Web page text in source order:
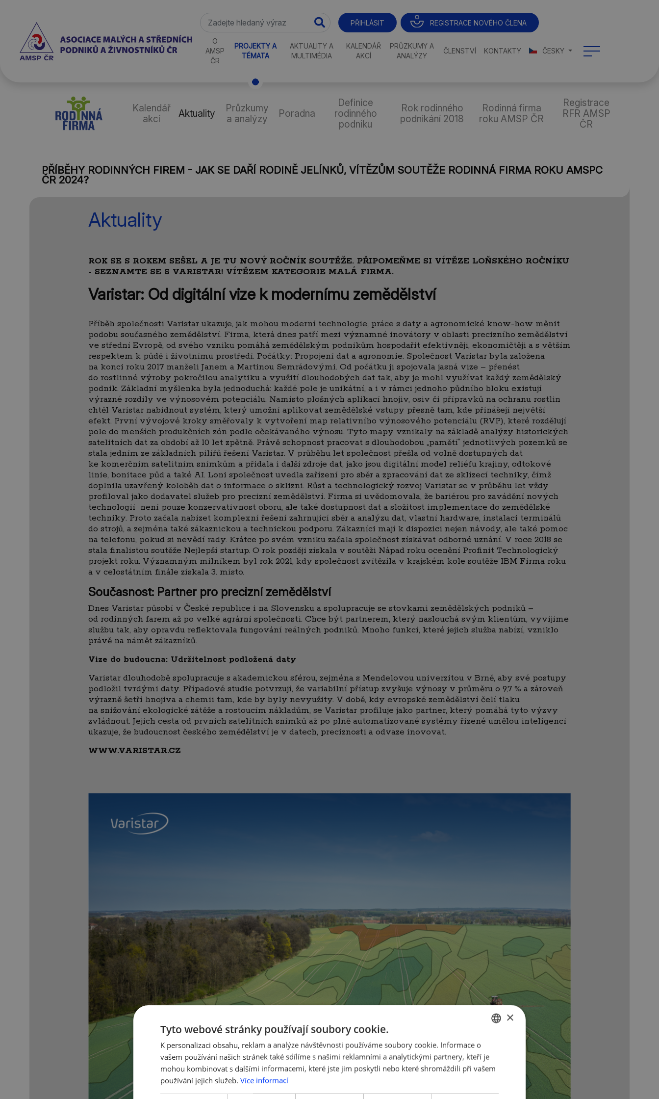
PŘIHLÁSIT REGISTRACE NOVÉHO ČLENA
O
AMSP
ČR
PROJEKTY A
TÉMATA
AKTUALITY A
MULTIMÉDIA
KALENDÁŘ
AKCÍ
PRŮZKUMY A
ANALÝZY
ČLENSTVÍ KONTAKTY ČESKY
Kalendář
akcí
Aktuality
Průzkumy
a analýzy
Poradna
Definice
rodinného
podniku
Rok rodinného
podnikání 2018
Rodinná firma
roku AMSP ČR
Registrace
RFR AMSP
ČR
PŘÍBĚHY RODINNÝCH FIREM - JAK SE DAŘÍ RODINĚ JELÍNKŮ, VÍTĚZŮM SOUTĚŽE RODINNÁ FIRMA ROKU AMSPC
ČR 2024?
Aktuality
ROK SE S ROKEM SEŠEL A JE TU NOVÝ ROČNÍK SOUTĚŽE. PŘIPOMEŇME SI VÍTĚZE LOŇSKÉHO ROČNÍKU
- SEZNAMTE SE S VARISTAR! VÍTĚZEM KATEGORIE MALÁ FIRMA.
Varistar: Od digitální vize k modernímu zemědělství
Příběh společnosti Varistar ukazuje, jak mohou moderní technologie, práce s daty a agronomické know-how měnit
podobu současného zemědělství. Firma, která dnes patří mezi významné inovátory v oblasti precizního zemědělství
ve střední Evropě, od svého vzniku pomáhá zemědělským podnikům hospodařit efektivněji, ekonomičtěji a s větším
respektem k půdě i životnímu prostředí. Počátky: Propojení dat a agronomie. Společnost Varistar byla založena
na konci roku 2017 manželi Janem a Martinou Semrádovými. Od počátku ji spojovala jasná vize – přenést
do rostlinné výroby pokročilou analytiku a využití dlouhodobých dat tak, aby je mohl využívat každý zemědělský
podnik. Základní myšlenka byla jednoduchá: každé pole je unikátní, a i v rámci jednoho půdního bloku existují
výrazné rozdíly ve výnosovém potenciálu. Namísto plošných aplikací hnojiv, osiv či přípravků na ochranu rostlin
chtěl Varistar nabídnout systém, který umožní aplikovat zemědělské vstupy přesně tam, kde přinášejí největší
efekt. První vývojové kroky směřovaly k vytvoření map relativního výnosového potenciálu (RVP), které rozdělují
pole do menších produkčních zón podle očekávaného výnosu. Tyto mapy vznikaly na základě analýzy historických
satelitních dat za období až 10 let zpětně. Právě schopnost pracovat s dlouhodobou „pamětí“ jednotlivých pozemků se
stala jedním ze základních pilířů řešení Varistar. V průběhu let společnost přešla od volně dostupných dat
ke komerčním satelitním snímkům a přidala i další zdroje dat, jako jsou digitální model reliéfu krajiny, odtokové
linie, bonitace půd a také AI. Loni společnost uvedla zařízení pro sběr a zpracování dat ze sklízecí techniky, čímž
doplnila uzavřený koloběh dat o informace o sklizni. Růst a technologický rozvoj Varistar se v průběhu let vždy
profiloval jako dodavatel služeb pro precizní zemědělství. Firma si uvědomovala, že bariérou pro zavádění nových
technologií není pouze konzervativnost oboru, ale také dostupnost dat a složitost implementace do zemědělské
techniky. Proto začala nabízet komplexní řešení zahrnující sběr a analýzu dat, vlastní hardware, instalaci terminálů
do strojů, a zejména také zákaznickou a technickou podporu. Zákazníci mají k dispozici nejen návody, ale také pomoc
na telefonu, pokud si nevědí rady. Krátce po svém vzniku začala společnost získávat odborné uznání. V roce 2018 se
stala finalistou soutěže Nejlepší startup. O rok později získala v soutěži Nápad roku ocenění Profinit Technologický
projekt roku. Významným milníkem byl rok 2021, kdy společnost zvítězila v krajském kole soutěže IBM Firma roku
a v celostátním finále získala 3. místo.
Současnost: Partner pro precizní zemědělství
Dnes Varistar působí v České republice i na Slovensku a spolupracuje se stovkami zemědělských podniků –
od rodinných farem až po velké agrární společnosti. Chce být partnerem, který naslouchá svým klientům, vyvíjíme
službu tak, aby opravdu reflektovala fungování reálných podniků. Mnoho funkcí, které jejich služba nabízí, vzniklo
právě na námět zákazníků.
Vize do budoucna: Udržitelnost podložená daty
Varistar dlouhodobě spolupracuje s akademickou sférou, zejména s Mendelovou univerzitou v Brně, aby své postupy
podložil tvrdými daty. Případové studie potvrzují, že variabilní přístup zvyšuje výnosy v průměru o 9,7 % a zároveň
výrazně šetří hnojiva a chemii tam, kde by byly nevyužity. V době, kdy evropské zemědělství čelí tlaku
na snižování ekologické zátěže a rostoucím nákladům, se Varistar profiluje jako partner, který pomáhá tyto výzvy
zvládnout. Jejich cesta od prvních satelitních snímků až po plně automatizované systémy řízené umělou inteligencí
ukazuje, že budoucnost českého zemědělství je v datech, preciznosti a odvaze inovovat.
WWW.VARISTAR.CZ
ENGLISH
×
Tyto webové stránky používají soubory cookie.
K personalizaci obsahu, reklam a analýze návštěvnosti používáme soubory cookie. Informace o
vašem používání našich stránek také sdílíme s našimi reklamními a analytickými partnery, kteří je
mohou kombinovat s dalšími informacemi, které jste jim poskytli nebo které shromáždili při vašem
používání jejich služeb. Více informací